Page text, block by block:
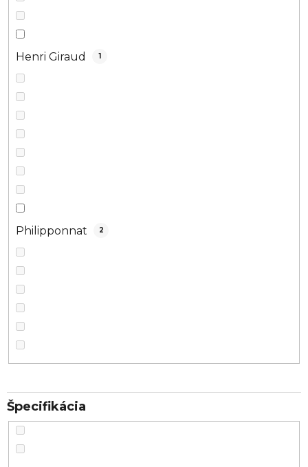
Henri Giraud 1
Philipponnat 2
Špecifikácia